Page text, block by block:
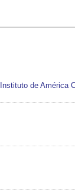
Instituto de América